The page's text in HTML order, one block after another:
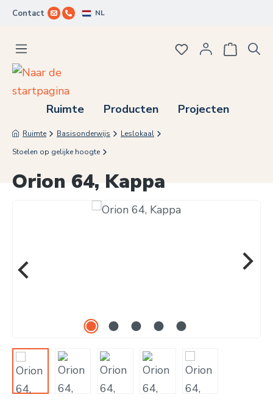
Ga naar de hoofdinhoud
Contact NL
Ruimte Producten Projecten
Je hebt 0 items
Ruimte Basisonderwijs
Leslokaal
Stoelen op gelijke hoogte
Orion 64, Kappa
Afbeeldingengalerij overslaan